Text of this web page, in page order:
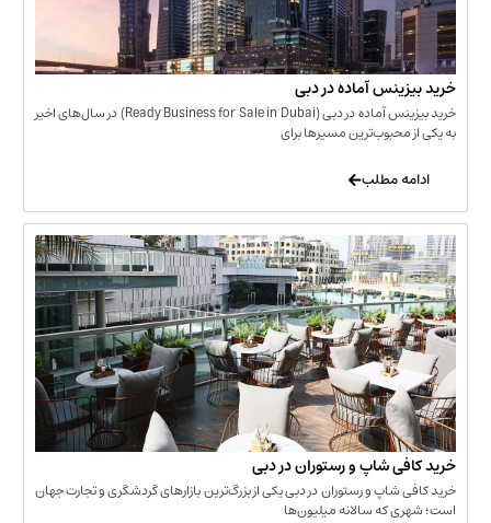
آماده در دبی
خرید بیزینس آماده در دبی (Ready Business for Sale in Dubai) در سال‌های اخیر
مسیرها برای
شاپ و رستوران در دبی
و رستوران در دبی یکی از بزرگ‌ترین بازارهای گردشگری و تجارت جهان
سالانه میلیون‌ها